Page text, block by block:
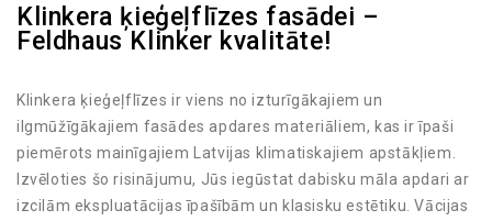
Klinkera ķieģeļflīzes fasādei –
Feldhaus Klinker kvalitāte!
Klinkera ķieģeļflīzes ir viens no izturīgākajiem un
ilgmūžīgākajiem fasādes apdares materiāliem, kas ir īpaši
piemērots mainīgajiem Latvijas klimatiskajiem apstākļiem.
Izvēloties šo risinājumu, Jūs iegūstat dabisku māla apdari ar
izcilām ekspluatācijas īpašībām un klasisku estētiku. Vācijas